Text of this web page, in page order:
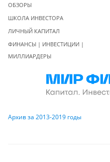
ОБЗОРЫ
ШКОЛА ИНВЕСТОРА
ЛИЧНЫЙ КАПИТАЛ
ФИНАНСЫ | ИНВЕСТИЦИИ |
МИЛЛИАРДЕРЫ
Архив за 2013-2019 годы